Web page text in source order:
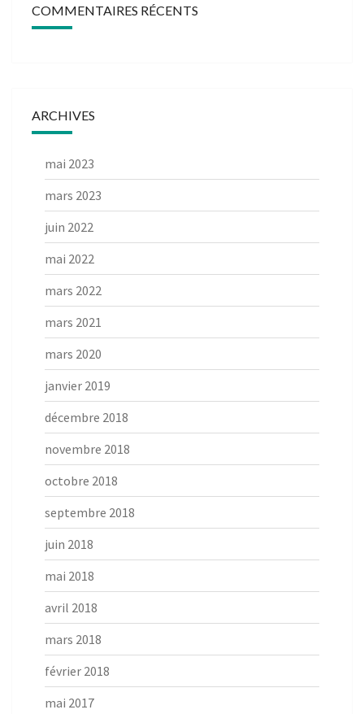
COMMENTAIRES RÉCENTS
ARCHIVES
mai 2023
mars 2023
juin 2022
mai 2022
mars 2022
mars 2021
mars 2020
janvier 2019
décembre 2018
novembre 2018
octobre 2018
septembre 2018
juin 2018
mai 2018
avril 2018
mars 2018
février 2018
mai 2017